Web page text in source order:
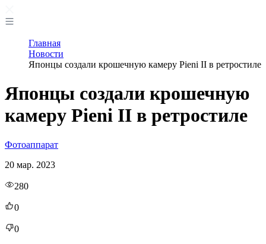
Главная
Новости
Японцы создали крошечную камеру Pieni II в ретростиле
Японцы создали крошечную
камеру Pieni II в ретростиле
Фотоаппарат
20 мар. 2023
280
0
0